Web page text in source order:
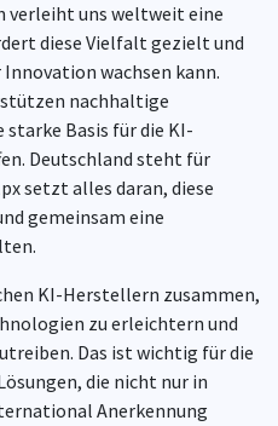
verleiht uns weltweit eine
diese Vielfalt gezielt und
wachsen kann.
nachhaltige
Basis für die KI-
Deutschland steht für
setzt alles daran, diese
gemeinsam eine
KI-Herstellern zusammen,
zu erleichtern und
Das ist wichtig für die
die nicht nur in
Anerkennung